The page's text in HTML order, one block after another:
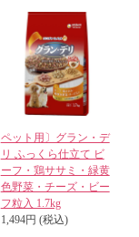
ペット用〕グラン・デ
リ ふっくら仕立て ビ
ーフ・鶏ササミ・緑黄
色野菜・チーズ・ビー
フ粒入 1.7kg
1,494円 (税込)